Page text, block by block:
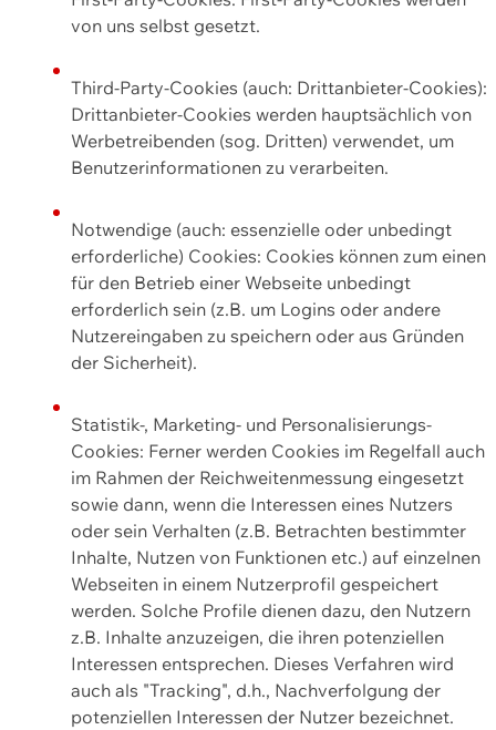
von uns selbst gesetzt.
Third-Party-Cookies (auch: Drittanbieter-Cookies):
Drittanbieter-Cookies werden hauptsächlich von
Werbetreibenden (sog. Dritten) verwendet, um
Benutzerinformationen zu verarbeiten.
Notwendige (auch: essenzielle oder unbedingt
erforderliche) Cookies: Cookies können zum einen
für den Betrieb einer Webseite unbedingt
erforderlich sein (z.B. um Logins oder andere
Nutzereingaben zu speichern oder aus Gründen
der Sicherheit).
Statistik-, Marketing- und Personalisierungs-
Cookies: Ferner werden Cookies im Regelfall auch
im Rahmen der Reichweitenmessung eingesetzt
sowie dann, wenn die Interessen eines Nutzers
oder sein Verhalten (z.B. Betrachten bestimmter
Inhalte, Nutzen von Funktionen etc.) auf einzelnen
Webseiten in einem Nutzerprofil gespeichert
werden. Solche Profile dienen dazu, den Nutzern
z.B. Inhalte anzuzeigen, die ihren potenziellen
Interessen entsprechen. Dieses Verfahren wird
auch als "Tracking", d.h., Nachverfolgung der
potenziellen Interessen der Nutzer bezeichnet.